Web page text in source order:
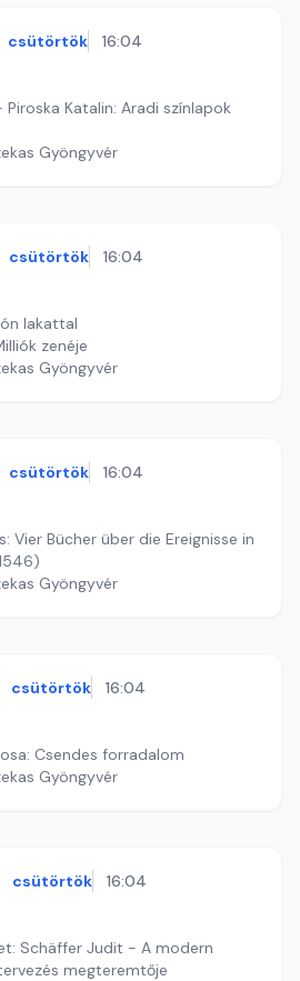
csütörtök 16:04
Katalin: Aradi színlapok
Gyöngyvér
csütörtök 16:04
lakattal
zenéje
Gyöngyvér
csütörtök 16:04
Vier Bücher über die Ereignisse in
Gyöngyvér
csütörtök 16:04
Csendes forradalom
Gyöngyvér
csütörtök 16:04
Schäffer Judit - A modern
megteremtője